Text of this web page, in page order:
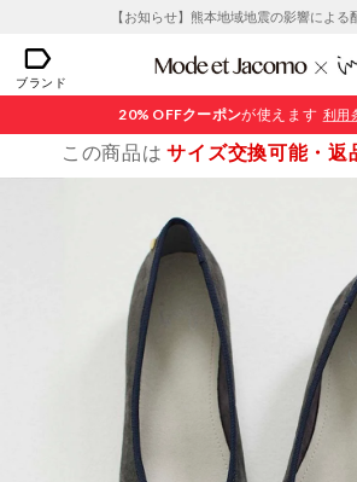
【お知らせ】熊本地域地震の影響による
ブランド
20% OFFクーポンが使えます 利用
この商品はサイズ交換可能・返